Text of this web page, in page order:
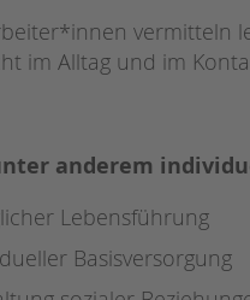
vermitteln
im Alltag und im
anderem
Lebensführung
Basisversorgung